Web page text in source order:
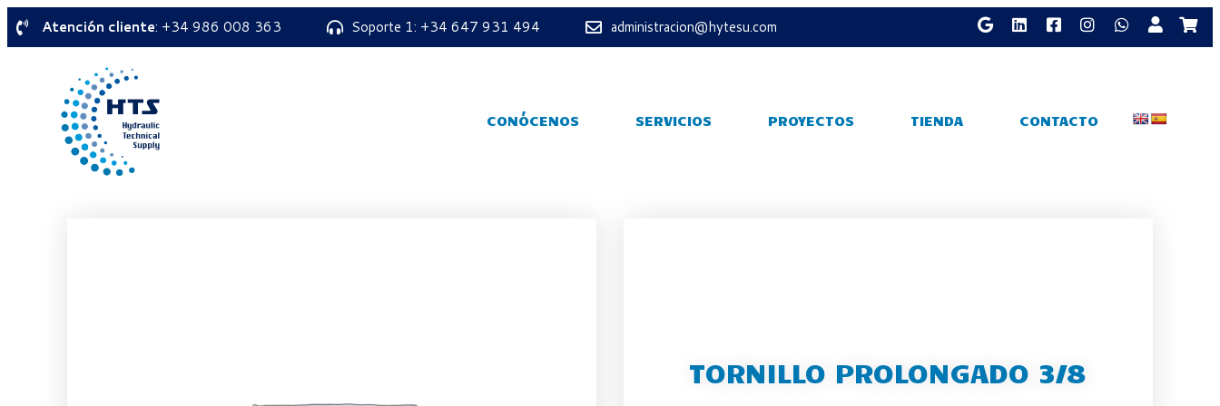
Atención cliente: +34 986 008 363 Soporte 1: +34 647 931 494 administracion@hytesu.com
CONÓCENOS SERVICIOS PROYECTOS TIENDA CONTACTO
TORNILLO PROLONGADO 3/8